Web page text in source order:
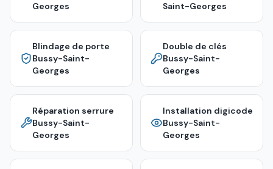
Georges
Saint-Georges
Blindage de porte
Bussy-Saint-
Georges
Double de clés
Bussy-Saint-
Georges
Réparation serrure
Bussy-Saint-
Georges
Installation digicode
Bussy-Saint-
Georges